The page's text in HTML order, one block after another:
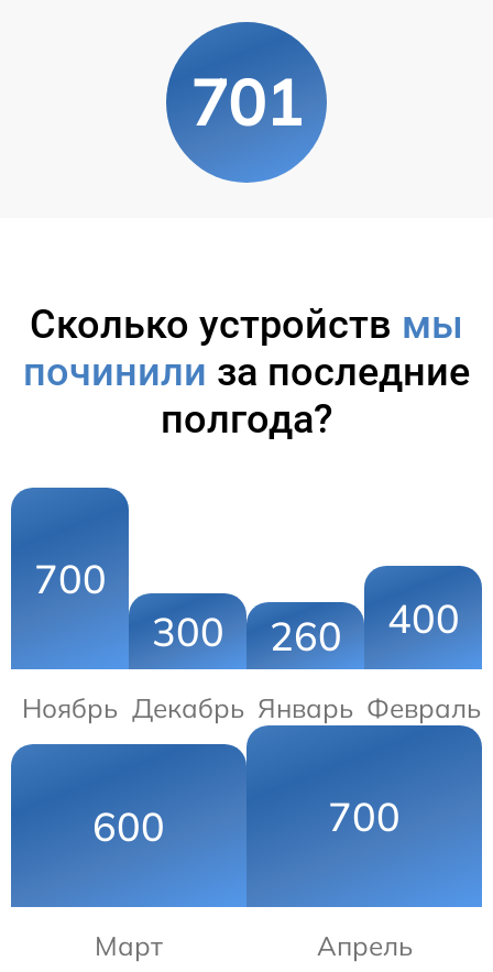
701
Сколько устройств мы
починили за последние
полгода?
700
Ноябрь
300
Декабрь
260
Январь
400
Февраль
600
Март
700
Апрель